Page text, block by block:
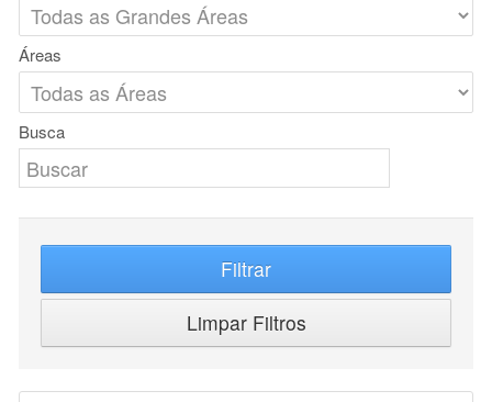
Áreas
Busca
Filtrar
Limpar Filtros